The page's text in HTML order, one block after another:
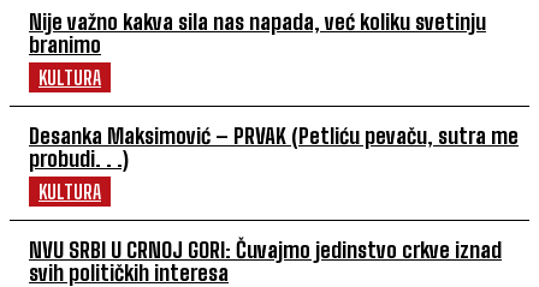
Nije važno kakva sila nas napada, već koliku svetinju
branimo
KULTURA
Desanka Maksimović – PRVAK (Petliću pevaču, sutra me
probudi. . .)
KULTURA
NVU SRBI U CRNOJ GORI: Čuvajmo jedinstvo crkve iznad
svih političkih interesa